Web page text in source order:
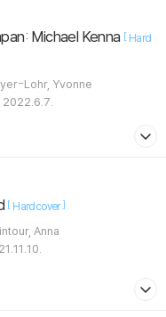
Michael Kenna [ Hard
Michael / Meyer-Lohr, Yvonne
2022.6.7.
[ Hardcover]
Annie / Wintour, Anna